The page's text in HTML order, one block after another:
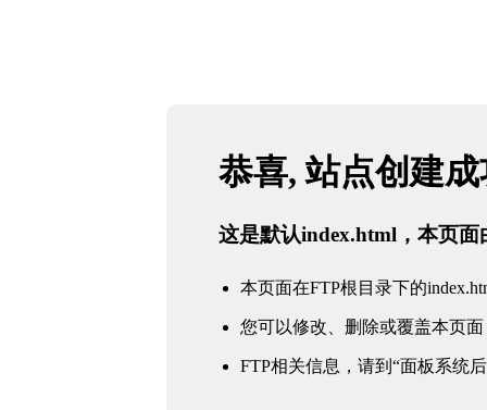
恭喜, 站点创建
这是默认index.html，本页面
本页面在FTP根目录下的
您可以修改、删除或覆盖本页面
FTP相关信息，请到“面板系统